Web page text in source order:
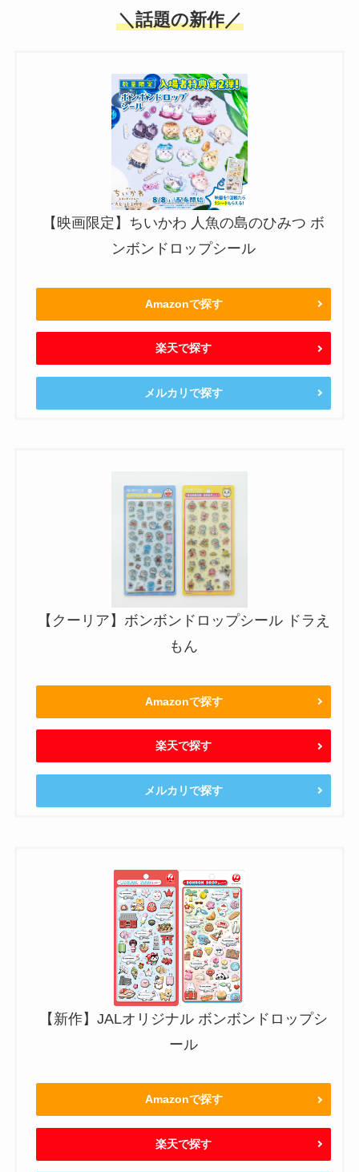
＼話題の新作／
【映画限定】ちいかわ 人魚の島のひみつ ボ
ンボンドロップシール
Amazonで探す
楽天で探す
メルカリで探す
【クーリア】ボンボンドロップシール ドラえ
もん
Amazonで探す
楽天で探す
メルカリで探す
【新作】JALオリジナル ボンボンドロップシ
ール
Amazonで探す
楽天で探す